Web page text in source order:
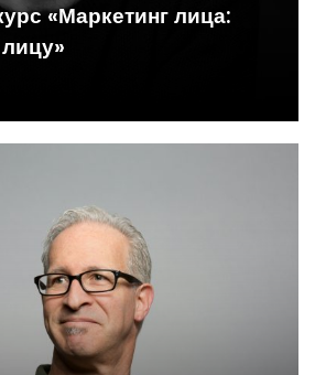
«Маркетинг лица: